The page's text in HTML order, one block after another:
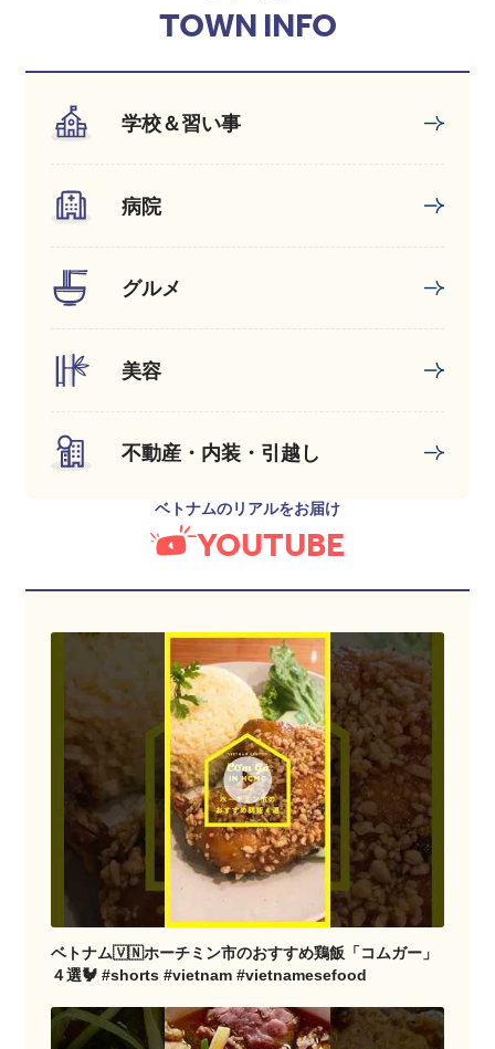
TOWN INFO
学校＆習い事
病院
グルメ
美容
不動産・内装・引越し
ベトナムのリアルをお届け
YOUTUBE
ベトナム🇻🇳ホーチミン市のおすすめ鶏飯「コムガー」
４選🐓 #shorts #vietnam #vietnamesefood